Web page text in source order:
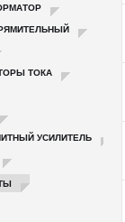
ТОКА
УСИЛИТЕЛЬ